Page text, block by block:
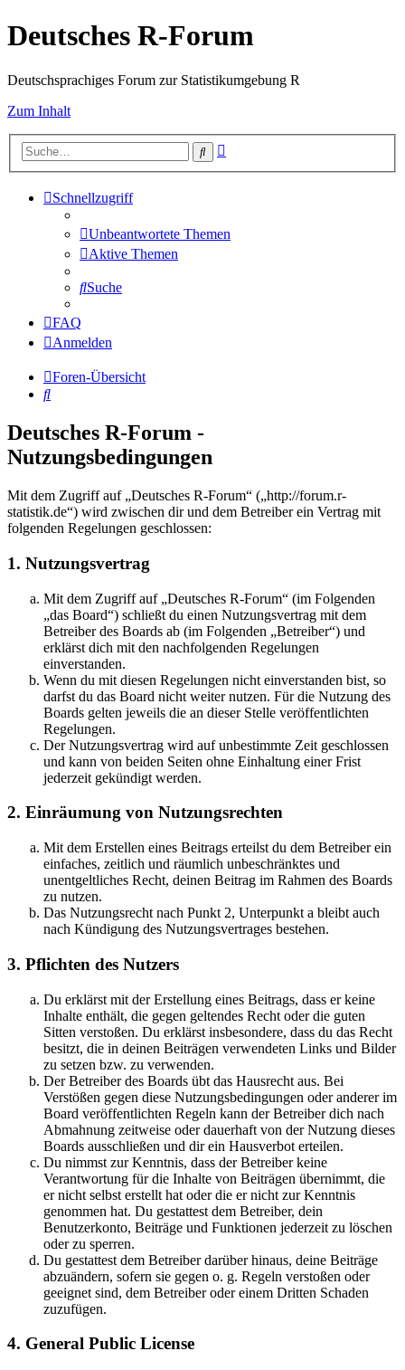
Deutsches R-Forum
Deutschsprachiges Forum zur Statistikumgebung R
Zum Inhalt
Suche
Schnellzugriff
Unbeantwortete Themen
Aktive Themen
Suche
FAQ
Anmelden
Foren-Übersicht
Suche
Deutsches R-Forum -
Nutzungsbedingungen
Mit dem Zugriff auf „Deutsches R-Forum“ („http://forum.r-
statistik.de“) wird zwischen dir und dem Betreiber ein Vertrag mit
folgenden Regelungen geschlossen:
1. Nutzungsvertrag
Mit dem Zugriff auf „Deutsches R-Forum“ (im Folgenden
„das Board“) schließt du einen Nutzungsvertrag mit dem
Betreiber des Boards ab (im Folgenden „Betreiber“) und
erklärst dich mit den nachfolgenden Regelungen
einverstanden.
Wenn du mit diesen Regelungen nicht einverstanden bist, so
darfst du das Board nicht weiter nutzen. Für die Nutzung des
Boards gelten jeweils die an dieser Stelle veröffentlichten
Regelungen.
Der Nutzungsvertrag wird auf unbestimmte Zeit geschlossen
und kann von beiden Seiten ohne Einhaltung einer Frist
jederzeit gekündigt werden.
2. Einräumung von Nutzungsrechten
Mit dem Erstellen eines Beitrags erteilst du dem Betreiber ein
einfaches, zeitlich und räumlich unbeschränktes und
unentgeltliches Recht, deinen Beitrag im Rahmen des Boards
zu nutzen.
Das Nutzungsrecht nach Punkt 2, Unterpunkt a bleibt auch
nach Kündigung des Nutzungsvertrages bestehen.
3. Pflichten des Nutzers
Du erklärst mit der Erstellung eines Beitrags, dass er keine
Inhalte enthält, die gegen geltendes Recht oder die guten
Sitten verstoßen. Du erklärst insbesondere, dass du das Recht
besitzt, die in deinen Beiträgen verwendeten Links und Bilder
zu setzen bzw. zu verwenden.
Der Betreiber des Boards übt das Hausrecht aus. Bei
Verstößen gegen diese Nutzungsbedingungen oder anderer im
Board veröffentlichten Regeln kann der Betreiber dich nach
Abmahnung zeitweise oder dauerhaft von der Nutzung dieses
Boards ausschließen und dir ein Hausverbot erteilen.
Du nimmst zur Kenntnis, dass der Betreiber keine
Verantwortung für die Inhalte von Beiträgen übernimmt, die
er nicht selbst erstellt hat oder die er nicht zur Kenntnis
genommen hat. Du gestattest dem Betreiber, dein
Benutzerkonto, Beiträge und Funktionen jederzeit zu löschen
oder zu sperren.
Du gestattest dem Betreiber darüber hinaus, deine Beiträge
abzuändern, sofern sie gegen o. g. Regeln verstoßen oder
geeignet sind, dem Betreiber oder einem Dritten Schaden
zuzufügen.
4. General Public License